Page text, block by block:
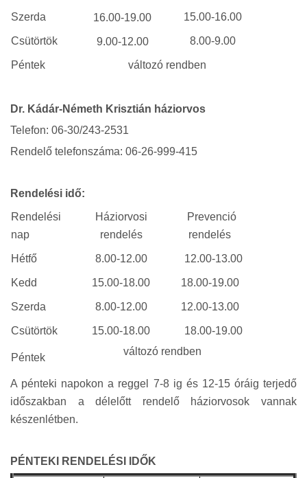
Szerda 16.00-19.00 15.00-16.00
Csütörtök 9.00-12.00 8.00-9.00
Péntek változó rendben
Dr. Kádár-Németh Krisztián háziorvos
Telefon: 06-30/243-2531
Rendelő telefonszáma: 06-26-999-415
Rendelési idő:
Rendelési
nap
Háziorvosi
rendelés
Prevenció
rendelés
Hétfő 8.00-12.00 12.00-13.00
Kedd 15.00-18.00 18.00-19.00
Szerda 8.00-12.00 12.00-13.00
Csütörtök 15.00-18.00 18.00-19.00
Péntek
változó rendben
A pénteki napokon a reggel 7-8 ig és 12-15 óráig terjedő
időszakban a délelőtt rendelő háziorvosok vannak
készenlétben.
PÉNTEKI RENDELÉSI IDŐK